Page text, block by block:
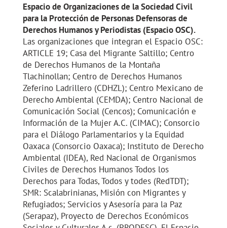
Espacio de Organizaciones de la Sociedad Civil
para la Protección de Personas Defensoras de
Derechos Humanos y Periodistas (Espacio OSC).
Las organizaciones que integran el Espacio OSC:
ARTICLE 19; Casa del Migrante Saltillo; Centro
de Derechos Humanos de la Montaña
Tlachinollan; Centro de Derechos Humanos
Zeferino Ladrillero (CDHZL); Centro Mexicano de
Derecho Ambiental (CEMDA); Centro Nacional de
Comunicación Social (Cencos); Comunicación e
Información de la Mujer A.C. (CIMAC); Consorcio
para el Diálogo Parlamentarios y la Equidad
Oaxaca (Consorcio Oaxaca); Instituto de Derecho
Ambiental (IDEA), Red Nacional de Organismos
Civiles de Derechos Humanos Todos los
Derechos para Todas, Todos y todes (RedTDT);
SMR: Scalabrinianas, Misión con Migrantes y
Refugiados; Servicios y Asesoría para la Paz
(Serapaz), Proyecto de Derechos Económicos